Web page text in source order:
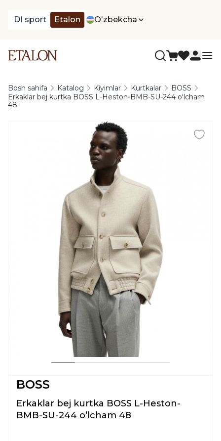
DI sport Etalon Oʻzbekcha
Bosh sahifa Katalog Kiyimlar Kurtkalar
BOSS
Erkaklar bej kurtka BOSS L-Heston-BMB-SU-244 oʻlcham
48
BOSS
Erkaklar bej kurtka BOSS L-Heston-
BMB-SU-244 oʻlcham 48